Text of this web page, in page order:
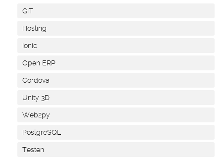
GIT
Hosting
Ionic
Open ERP
Cordova
Unity 3D
Web2py
PostgreSQL
Testen